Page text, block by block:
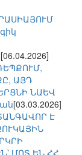
[06.04.2026]
ԱՅԴ
ՆԱԵՎ
[03.03.2026]
Է